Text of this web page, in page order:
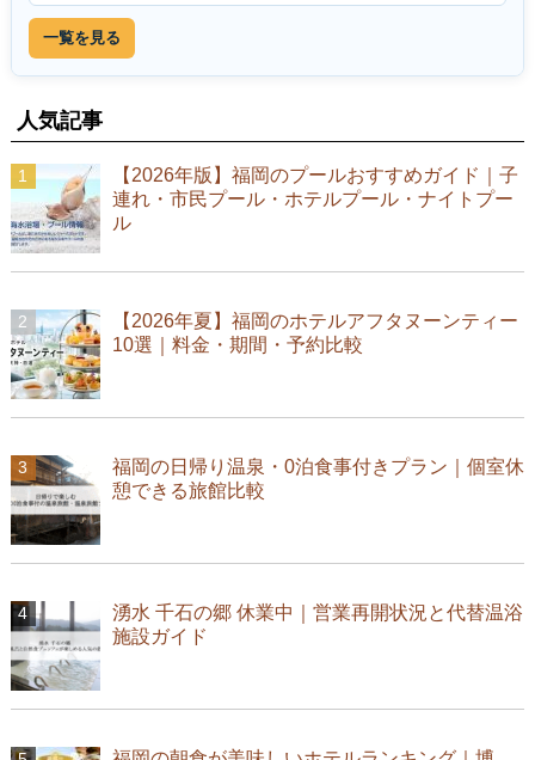
一覧を見る
人気記事
【2026年版】福岡のプールおすすめガイド｜子
連れ・市民プール・ホテルプール・ナイトプー
ル
【2026年夏】福岡のホテルアフタヌーンティー
10選｜料金・期間・予約比較
福岡の日帰り温泉・0泊食事付きプラン｜個室休
憩できる旅館比較
湧水 千石の郷 休業中｜営業再開状況と代替温浴
施設ガイド